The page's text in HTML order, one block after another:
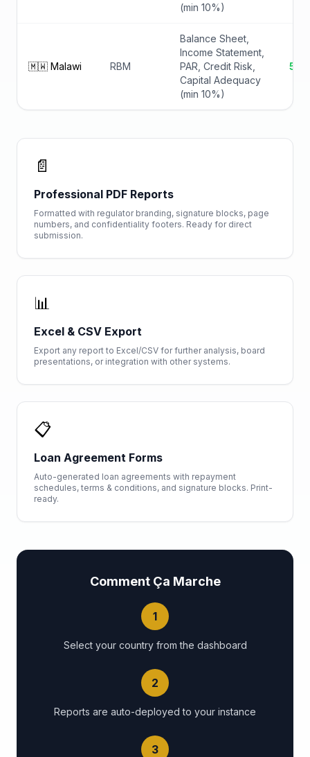
(min 10%)
🇲🇼 Malawi RBM
Balance Sheet,
Income Statement,
PAR, Credit Risk,
Capital Adequacy
(min 10%)
5 ✓
📄
Professional PDF Reports
Formatted with regulator branding, signature blocks, page
numbers, and confidentiality footers. Ready for direct
submission.
📊
Excel & CSV Export
Export any report to Excel/CSV for further analysis, board
presentations, or integration with other systems.
📋
Loan Agreement Forms
Auto-generated loan agreements with repayment
schedules, terms & conditions, and signature blocks. Print-
ready.
Comment Ça Marche
1
Select your country from the dashboard
2
Reports are auto-deployed to your instance
3